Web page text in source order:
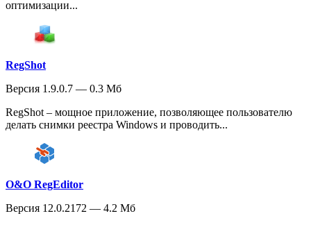
оптимизации...
RegShot
Версия 1.9.0.7 — 0.3 Мб
RegShot – мощное приложение, позволяющее пользователю
делать снимки реестра Windows и проводить...
O&O RegEditor
Версия 12.0.2172 — 4.2 Мб